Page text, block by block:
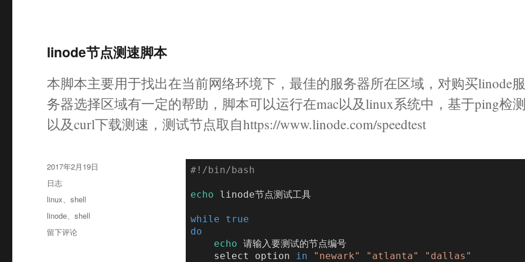
linode节点测速脚本
本脚本主要用于找出在当前网络环境下，最佳的服务器所在区域，对购买linode
务器选择区域有一定的帮助，脚本可以运行在mac以及linux系统中，基于ping检
以及curl下载测速，测试节点取自https://www.linode.com/speedtest
echo linode节点测试工具
while
true
do
echo 请输入要测试的节点编号
    select option
in "newark" "atlanta" "dallas"
发
布
于
2017年2月19日
格
式
日志
分
类
linux、shell
标
签
linode、shell
于
留下评论